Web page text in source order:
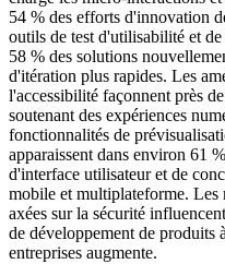
54 % des efforts d'innovation
outils de test d'utilisabilité et
58 % des solutions
d'itération plus rapides. Les
l'accessibilité façonnent près
soutenant des expériences
fonctionnalités de
apparaissent dans environ 61
d'interface utilisateur et de
mobile et multiplateforme. Les
axées sur la sécurité
de développement de produits
entreprises augmente.